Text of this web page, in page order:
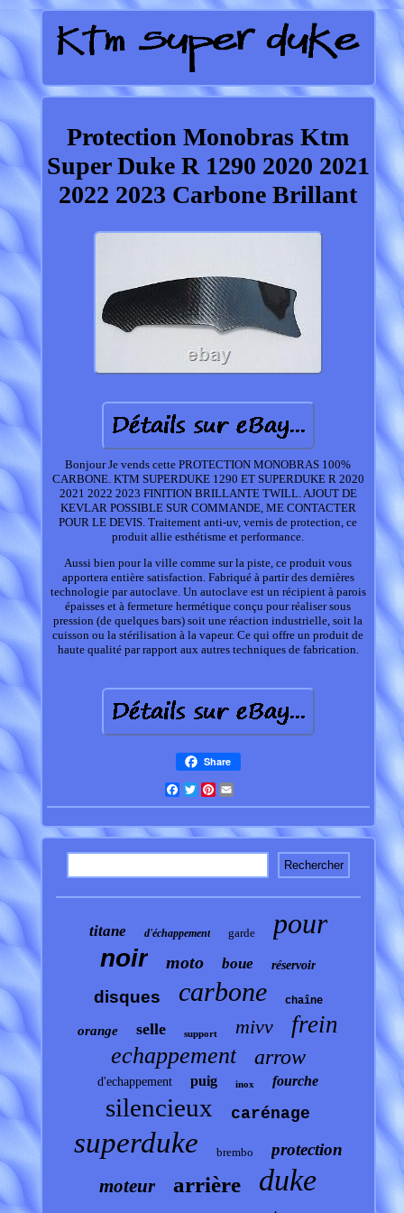
Protection Monobras Ktm
Super Duke R 1290 2020 2021
2022 2023 Carbone Brillant
Bonjour Je vends cette PROTECTION MONOBRAS 100%
CARBONE. KTM SUPERDUKE 1290 ET SUPERDUKE R 2020
2021 2022 2023 FINITION BRILLANTE TWILL. AJOUT DE
KEVLAR POSSIBLE SUR COMMANDE, ME CONTACTER
POUR LE DEVIS. Traitement anti-uv, vernis de protection, ce
produit allie esthétisme et performance.
Aussi bien pour la ville comme sur la piste, ce produit vous
apportera entière satisfaction. Fabriqué à partir des dernières
technologie par autoclave. Un autoclave est un récipient à parois
épaisses et à fermeture hermétique conçu pour réaliser sous
pression (de quelques bars) soit une réaction industrielle, soit la
cuisson ou la stérilisation à la vapeur. Ce qui offre un produit de
haute qualité par rapport aux autres techniques de fabrication.
Share
Facebook
TwitterPinterest
titane d'échappement garde pour
noir moto boue réservoir
disques carbone chaîne
orange selle support mivv frein
echappement arrow
d'echappement puig inox fourche
silencieux carénage
superduke brembo protection
moteur arrière duke